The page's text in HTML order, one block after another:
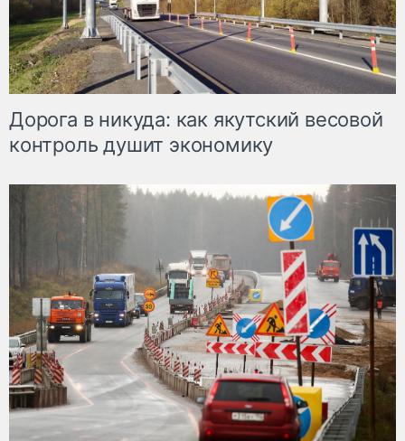
Дорога в никуда: как якутский весовой
контроль душит экономику